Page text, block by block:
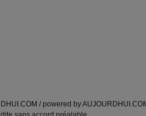
/ powered by